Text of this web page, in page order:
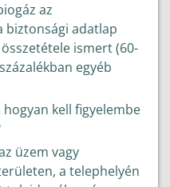
az
biztonsági adatlap
ismert (60-
egyéb
kell figyelembe
üzem vagy
a telephelyén